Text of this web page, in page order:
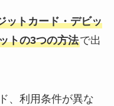
ットカード・デビッ
トの3つの方法で出
、利用条件が異な